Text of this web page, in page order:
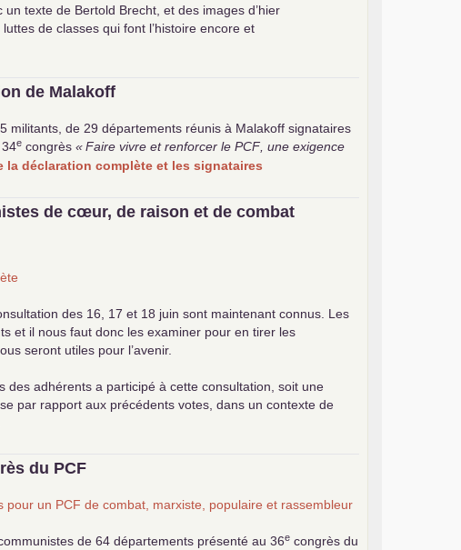
un texte de Bertold Brecht, et des images d’hier
de classes qui font l’histoire encore et
de Malakoff
militants, de 29 départements réunis à Malakoff signataires
e congrès « Faire vivre et renforcer lePCF , une exigence
la déclaration complète et les signataires
de cœur, de raison et de combat
des 16, 17 et 18 juin sont maintenant connus. Les
et il nous faut donc les examiner pour en tirer les
seront utiles pour l’avenir.
des adhérents a participé à cette consultation, soit une
par rapport aux précédents votes, dans un contexte de
du PCF
pour un PCF de combat, marxiste, populaire et rassembleur
de 64 départements présenté au 36e congrès du